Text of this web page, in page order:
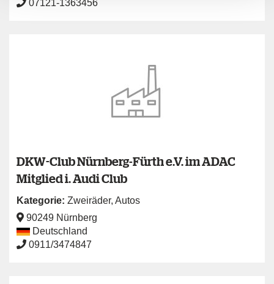
07121-1363456
DKW-Club Nürnberg-Fürth e.V. im ADAC
Mitglied i. Audi Club
Kategorie: Zweiräder, Autos
90249 Nürnberg
Deutschland
0911/3474847